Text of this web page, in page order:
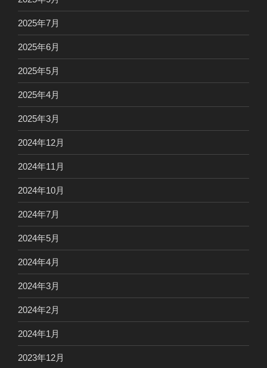
2025年7月
2025年6月
2025年5月
2025年4月
2025年3月
2024年12月
2024年11月
2024年10月
2024年7月
2024年5月
2024年4月
2024年3月
2024年2月
2024年1月
2023年12月